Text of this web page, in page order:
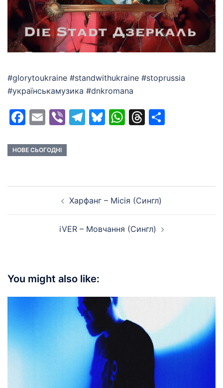
#glorytoukraine #standwithukraine #stoprussia
#українськамузика #dnkromana
Facebook
EmailViberTelegram
Bluesky
WhatsApp
Threads
НОВЕ СЬОГОДНІ
navigation Харфанг – Місія (Сингл)
iVER – Мовчання (Сингл)
You might also like: